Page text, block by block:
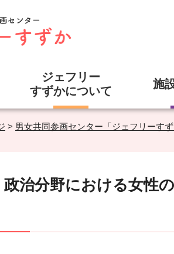
ジェフリー
すずかについて
施
> 男女共同参画センター「ジェフリーすず
政治分野における女